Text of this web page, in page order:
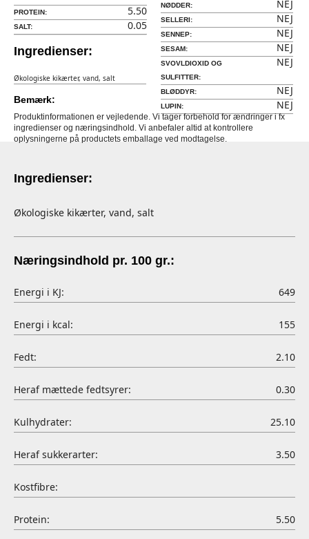
PROTEIN:
5.50
SALT: 0.05
Ingredienser:
Økologiske kikærter, vand, salt
NØDDER: NEJ
SELLERI: NEJ
SENNEP: NEJ
SESAM: NEJ
SVOVLDIOXID OG
SULFITTER:
NEJ
BLØDDYR: NEJ
LUPIN: NEJ
Bemærk:
Produktinformationen er vejledende. Vi tager forbehold for ændringer i fx
ingredienser og næringsindhold. Vi anbefaler altid at kontrollere
oplysningerne på productets emballage ved modtagelse.
Ingredienser:
Økologiske kikærter, vand, salt
Næringsindhold pr. 100 gr.:
Energi i KJ: 649
Energi i kcal: 155
Fedt: 2.10
Heraf mættede fedtsyrer: 0.30
Kulhydrater: 25.10
Heraf sukkerarter: 3.50
Kostfibre:
Protein: 5.50